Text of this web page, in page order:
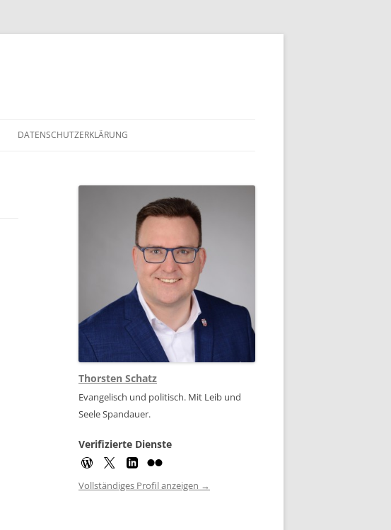
DATENSCHUTZERKLÄRUNG
Thorsten Schatz
Evangelisch und politisch. Mit Leib und
Seele Spandauer.
Verifizierte Dienste
Vollständiges Profil anzeigen →